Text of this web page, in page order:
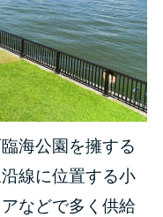
海公園を擁する
線に位置する小
などで多く供給